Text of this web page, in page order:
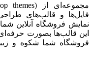
فایل‌ها و قالب‌های
نمایش فروشگاه آنلاین
این قالب‌ها بصورت
فروشگاه شما شکوه و